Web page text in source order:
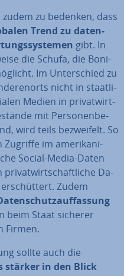
zu bedenken, dass
Trend zu da­ten­
gibt. In
die Schufa, die Bo­ni­
Im Un­ter­schied zu
nicht in staat­li­
Medien in pri­vat­wirt­
mit Per­so­nen­be­
wird teils be­zwei­felt. So
Zugriffe im ame­ri­ka­ni­
Social-Media-Daten
pri­vat­wirt­schaft­li­che Da­
Zudem
beim Staat sicherer
Firmen.
sollte auch die
stärker in den Blick